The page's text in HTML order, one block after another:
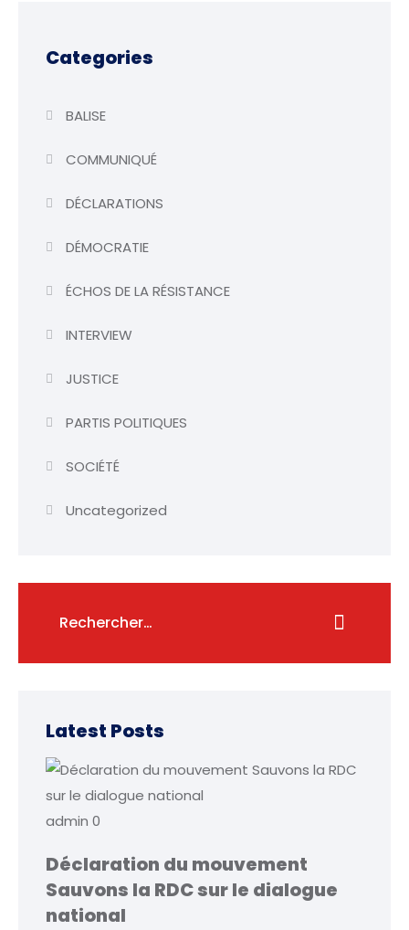
Categories
BALISE
COMMUNIQUÉ
DÉCLARATIONS
DÉMOCRATIE
ÉCHOS DE LA RÉSISTANCE
INTERVIEW
JUSTICE
PARTIS POLITIQUES
SOCIÉTÉ
Uncategorized
Latest Posts
admin 0
Déclaration du mouvement
Sauvons la RDC sur le dialogue
national